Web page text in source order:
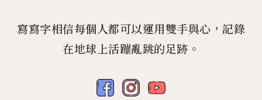
寫寫字相信每個人都可以運用雙手與心，記錄
在地球上活蹦亂跳的足跡。
fb